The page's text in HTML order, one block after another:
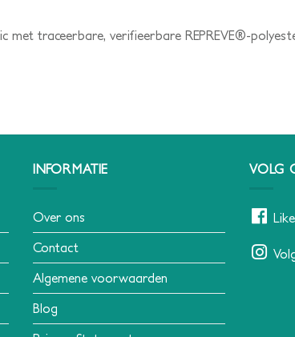
met traceerbare, verifieerbare REPREVE®-
INFORMATIE
Over ons
Contact
Algemene voorwaarden
Blog
VOLG